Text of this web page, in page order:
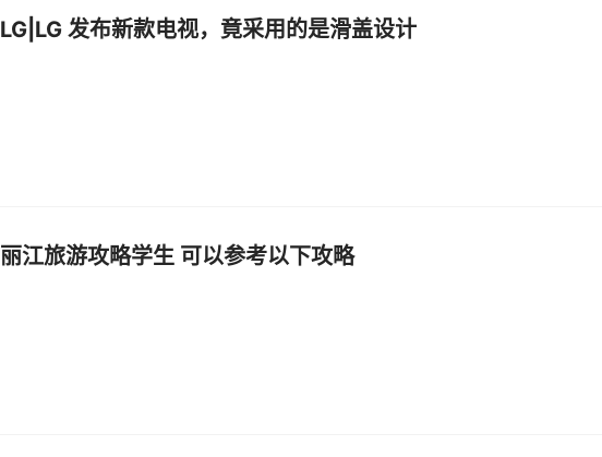
LG|LG 发布新款电视，竟采用的是滑盖设计
丽江旅游攻略学生 可以参考以下攻略